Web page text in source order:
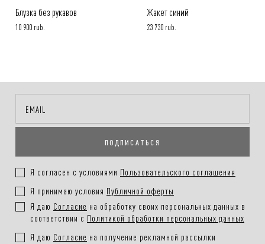
Блузка без рукавов
10 900 rub.
Жакет синий
23 730 rub.
ПОДПИСАТЬСЯ
Я согласен с условиями Пользовательского соглашения
Я принимаю условия Публичной оферты
Я даю Согласие на обработку своих персональных данных в
соответствии с Политикой обработки персональных данных
Я даю Согласие на получение рекламной рассылки